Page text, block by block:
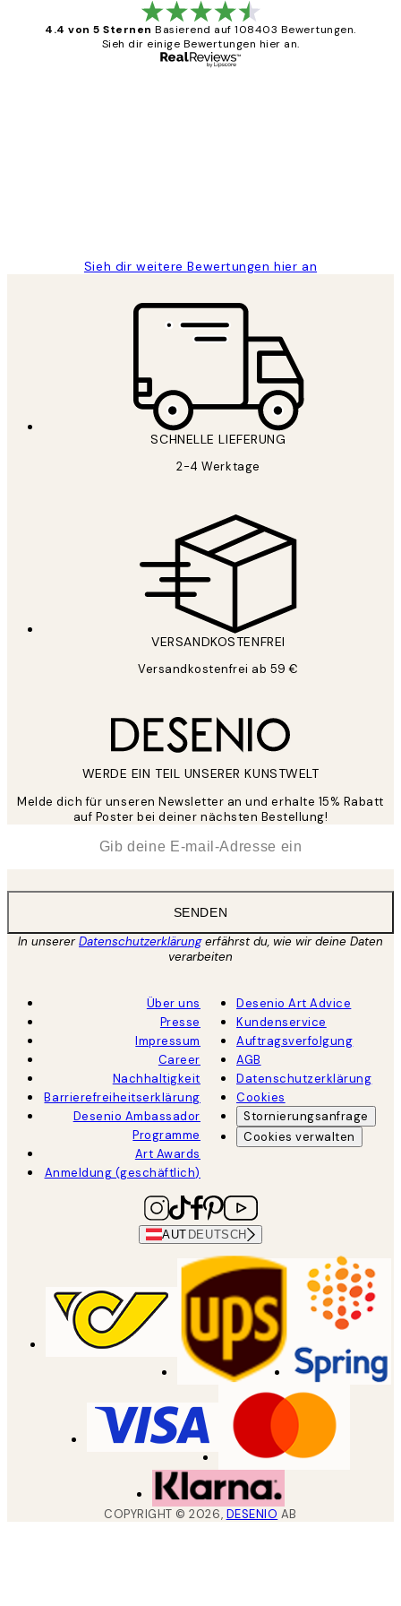
4.4 von 5 Sternen Basierend auf 108403 Bewertungen.
Sieh dir einige Bewertungen hier an.
Sieh dir weitere Bewertungen hier an
SCHNELLE LIEFERUNG
2-4 Werktage
VERSANDKOSTENFREI
Versandkostenfrei ab 59 €
WERDE EIN TEIL UNSERER KUNSTWELT
Melde dich für unseren Newsletter an und erhalte 15% Rabatt
auf Poster bei deiner nächsten Bestellung!
SENDEN
In unsererDatenschutzerklärungerfährst du, wie wir deine Daten
verarbeiten
Über uns
Presse
Impressum
Career
Nachhaltigkeit
Barrierefreiheitserklärung
Desenio Ambassador
Programme
Art Awards
Anmeldung (geschäftlich)
Desenio Art Advice
Kundenservice
Auftragsverfolgung
AGB
Datenschutzerklärung
Cookies
Stornierungsanfrage
Cookies verwalten
AUT DEUTSCH
COPYRIGHT ©2026, DESENIO AB